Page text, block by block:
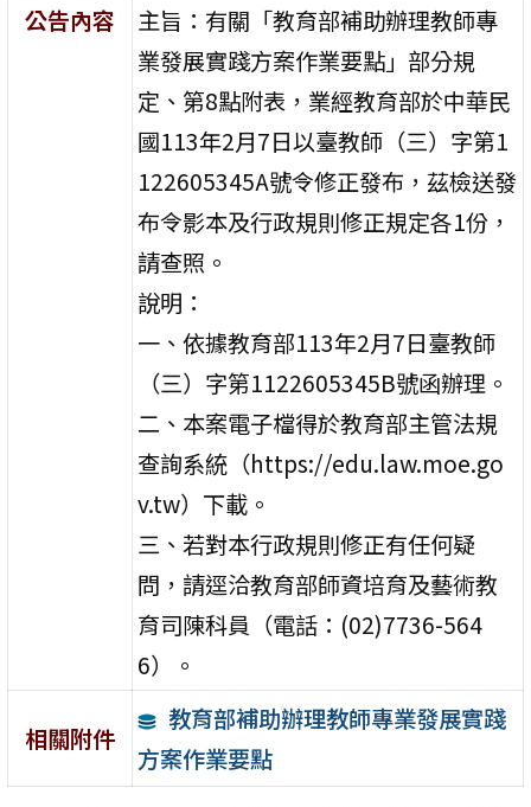
公告內容
主旨：有關「教育部補助辦理教師專
業發展實踐方案作業要點」部分規
定、第8點附表，業經教育部於中華民
國113年2月7日以臺教師（三）字第1
122605345A號令修正發布，茲檢送發
布令影本及行政規則修正規定各1份，
請查照。
說明：
一、依據教育部113年2月7日臺教師
（三）字第1122605345B號函辦理。
二、本案電子檔得於教育部主管法規
查詢系統（https://edu.law.moe.go
v.tw）下載。
三、若對本行政規則修正有任何疑
問，請逕洽教育部師資培育及藝術教
育司陳科員（電話：(02)7736-564
6）。
相關附件
教育部補助辦理教師專業發展實踐
方案作業要點